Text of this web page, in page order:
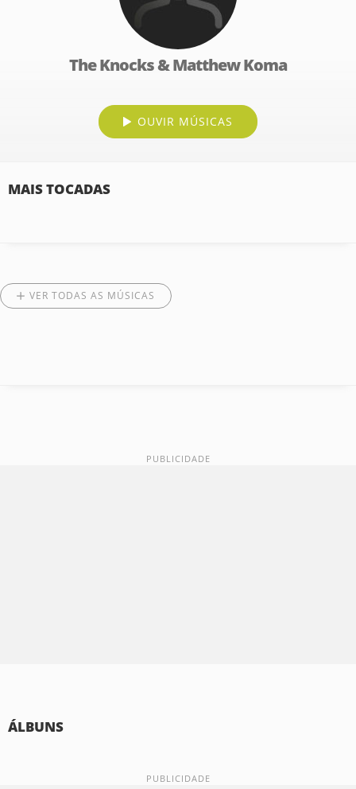
The Knocks & Matthew Koma
OUVIR MÚSICAS
MAIS TOCADAS
VER TODAS AS MÚSICAS
ÁLBUNS